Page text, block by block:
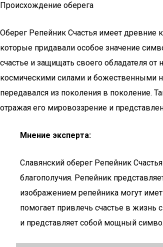
Происхождение оберега
Оберег Репейник Счастья имеет древние
которые придавали особое значение
счастье и защищать своего обладателя
космическими силами и божественными
передавался из поколения в поколение.
отражая его мировоззрение и
Мнение эксперта:
Славянский оберег Репейник
благополучия. Репейник
изображением репейника могут
помогает привлечь счастье в жизнь
и представляет собой мощный